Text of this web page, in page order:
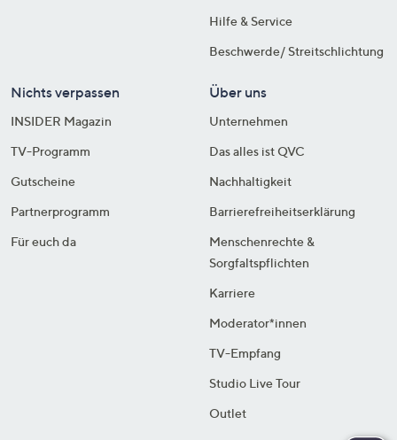
Hilfe & Service
Beschwerde/ Streitschlichtung
Nichts verpassen
INSIDER Magazin
TV-Programm
Gutscheine
Partnerprogramm
Für euch da
Über uns
Unternehmen
Das alles ist QVC
Nachhaltigkeit
Barrierefreiheitserklärung
Menschenrechte &
Sorgfaltspflichten
Karriere
Moderator*innen
TV-Empfang
Studio Live Tour
Outlet